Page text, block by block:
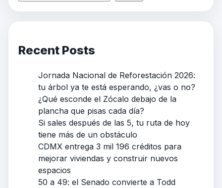
Recent Posts
Jornada Nacional de Reforestación 2026:
tu árbol ya te está esperando, ¿vas o no?
¿Qué esconde el Zócalo debajo de la
plancha que pisas cada día?
Si sales después de las 5, tu ruta de hoy
tiene más de un obstáculo
CDMX entrega 3 mil 196 créditos para
mejorar viviendas y construir nuevos
espacios
50 a 49: el Senado convierte a Todd